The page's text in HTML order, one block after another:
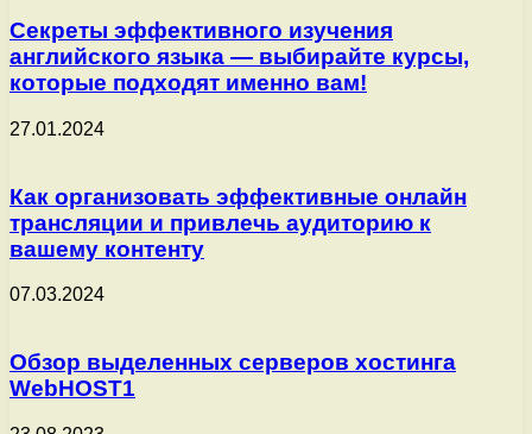
Секреты эффективного изучения
английского языка — выбирайте курсы,
которые подходят именно вам!
27.01.2024
Как организовать эффективные онлайн
трансляции и привлечь аудиторию к
вашему контенту
07.03.2024
Обзор выделенных серверов хостинга
WebHOST1